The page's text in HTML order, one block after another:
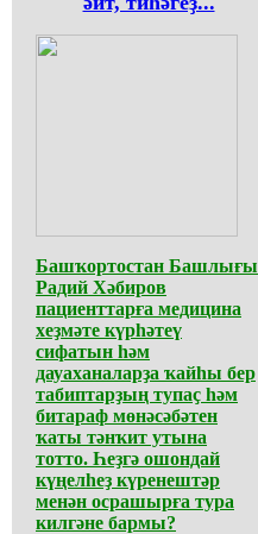
Башҡортостан Башлығы
Радий Хәбиров
пациенттарға медицина
хеҙмәте күрһәтеү
сифатын һәм
дауаханаларҙа ҡайһы бер
табиптарҙың тупаҫ һәм
битараф мөнәсәбәтен
ҡаты тәнҡит утына
тотто. Һеҙгә ошондай
күңелһеҙ күренештәр
менән осрашырға тура
килгәне бармы?